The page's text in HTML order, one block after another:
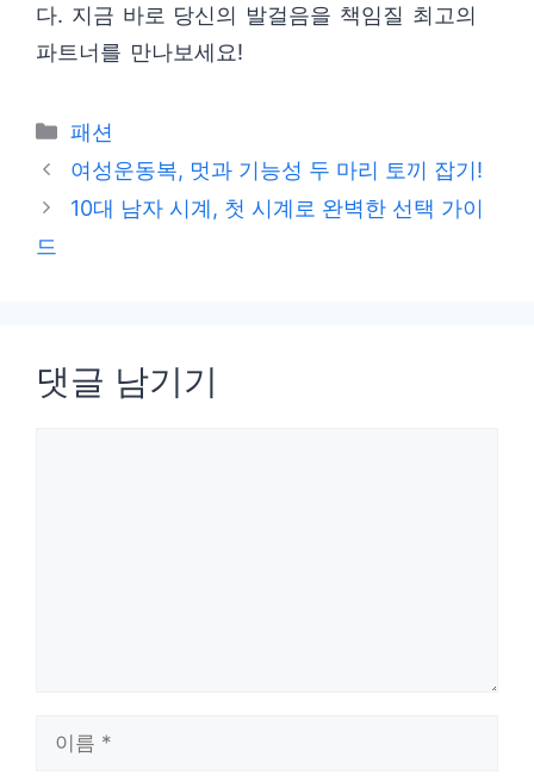
다. 지금 바로 당신의 발걸음을 책임질 최고의
파트너를 만나보세요!
카
테
리
패션
여성운동복, 멋과 기능성 두 마리 토끼 잡기!
10대 남자 시계, 첫 시계로 완벽한 선택 가이
드
댓글 남기기